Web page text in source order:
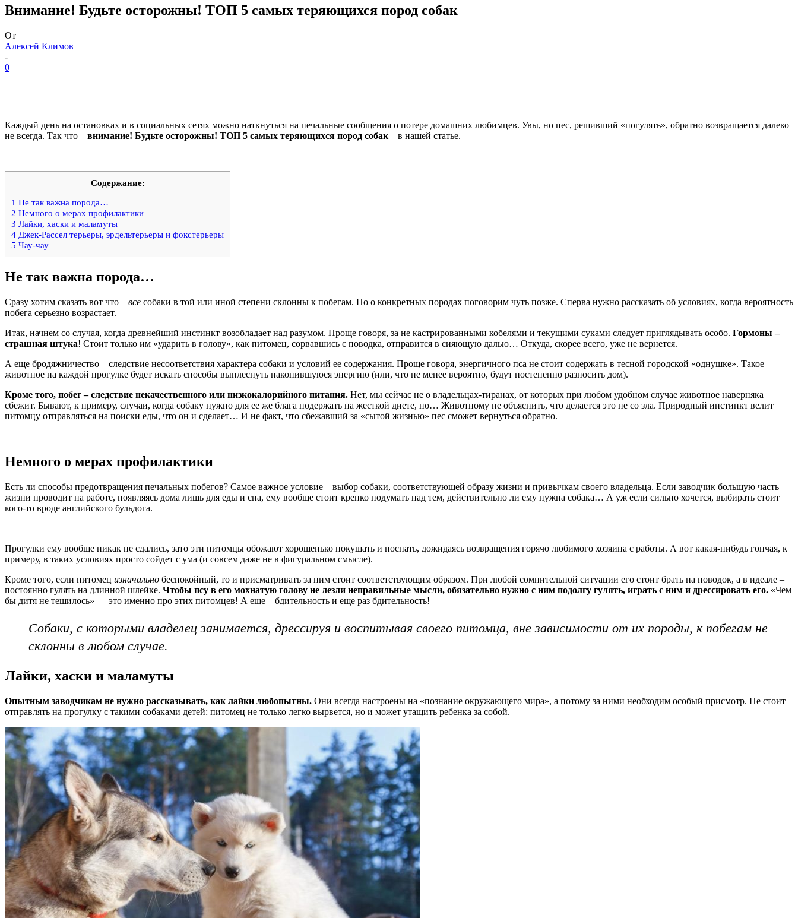
Внимание! Будьте осторожны! ТОП 5 самых теряющихся пород собак
От
Алексей Климов
-
0
Каждый день на остановках и в социальных сетях можно наткнуться на печальные сообщения о потере домашних любимцев. Увы, но пес, решивший «погулять», обратно возвращается далеко
не всегда. Так что – внимание! Будьте осторожны! ТОП 5 самых теряющихся пород собак – в нашей статье.
Содержание:
1 Не так важна порода…
2 Немного о мерах профилактики
3 Лайки, хаски и маламуты
4 Джек-Рассел терьеры, эрдельтерьеры и фокстерьеры
5 Чау-чау
Не так важна порода…
Сразу хотим сказать вот что – все собаки в той или иной степени склонны к побегам. Но о конкретных породах поговорим чуть позже. Сперва нужно рассказать об условиях, когда вероятность
побега серьезно возрастает.
Итак, начнем со случая, когда древнейший инстинкт возобладает над разумом. Проще говоря, за не кастрированными кобелями и текущими суками следует приглядывать особо. Гормоны –
страшная штука! Стоит только им «ударить в голову», как питомец, сорвавшись с поводка, отправится в сияющую далью… Откуда, скорее всего, уже не вернется.
А еще бродяжничество – следствие несоответствия характера собаки и условий ее содержания. Проще говоря, энергичного пса не стоит содержать в тесной городской «однушке». Такое
животное на каждой прогулке будет искать способы выплеснуть накопившуюся энергию (или, что не менее вероятно, будут постепенно разносить дом).
Кроме того, побег – следствие некачественного или низкокалорийного питания. Нет, мы сейчас не о владельцах-тиранах, от которых при любом удобном случае животное наверняка
сбежит. Бывают, к примеру, случаи, когда собаку нужно для ее же блага подержать на жесткой диете, но… Животному не объяснить, что делается это не со зла. Природный инстинкт велит
питомцу отправляться на поиски еды, что он и сделает… И не факт, что сбежавший за «сытой жизнью» пес сможет вернуться обратно.
Немного о мерах профилактики
Есть ли способы предотвращения печальных побегов? Самое важное условие – выбор собаки, соответствующей образу жизни и привычкам своего владельца. Если заводчик большую часть
жизни проводит на работе, появляясь дома лишь для еды и сна, ему вообще стоит крепко подумать над тем, действительно ли ему нужна собака… А уж если сильно хочется, выбирать стоит
кого-то вроде английского бульдога.
Прогулки ему вообще никак не сдались, зато эти питомцы обожают хорошенько покушать и поспать, дожидаясь возвращения горячо любимого хозяина с работы. А вот какая-нибудь гончая, к
примеру, в таких условиях просто сойдет с ума (и совсем даже не в фигуральном смысле).
Кроме того, если питомец изначально беспокойный, то и присматривать за ним стоит соответствующим образом. При любой сомнительной ситуации его стоит брать на поводок, а в идеале –
постоянно гулять на длинной шлейке. Чтобы псу в его мохнатую голову не лезли неправильные мысли, обязательно нужно с ним подолгу гулять, играть с ним и дрессировать его. «Чем
бы дитя не тешилось» — это именно про этих питомцев! А еще – бдительность и еще раз бдительность!
Собаки, с которыми владелец занимается, дрессируя и воспитывая своего питомца, вне зависимости от их породы, к побегам не
склонны в любом случае.
Лайки, хаски и маламуты
Опытным заводчикам не нужно рассказывать, как лайки любопытны. Они всегда настроены на «познание окружающего мира», а потому за ними необходим особый присмотр. Не стоит
отправлять на прогулку с такими собаками детей: питомец не только легко вырвется, но и может утащить ребенка за собой.